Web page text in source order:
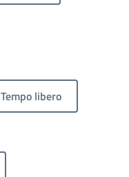
Tempo libero